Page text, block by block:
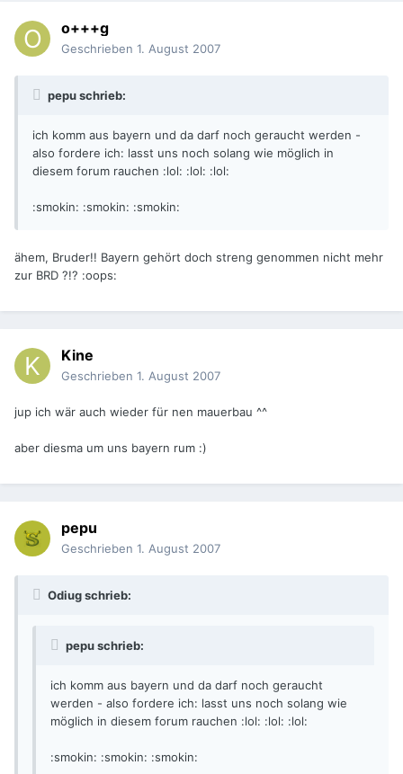
o+++g
Geschrieben 1. August 2007
pepu schrieb:
ich komm aus bayern und da darf noch geraucht werden -
also fordere ich: lasst uns noch solang wie möglich in
diesem forum rauchen :lol: :lol: :lol:
:smokin: :smokin: :smokin:
ähem, Bruder!! Bayern gehört doch streng genommen nicht mehr
zur BRD ?!? :oops:
Kine
Geschrieben 1. August 2007
jup ich wär auch wieder für nen mauerbau ^^
aber diesma um uns bayern rum :)
pepu
Geschrieben 1. August 2007
Odiug schrieb:
pepu schrieb:
ich komm aus bayern und da darf noch geraucht
werden - also fordere ich: lasst uns noch solang wie
möglich in diesem forum rauchen :lol: :lol: :lol:
:smokin: :smokin: :smokin: